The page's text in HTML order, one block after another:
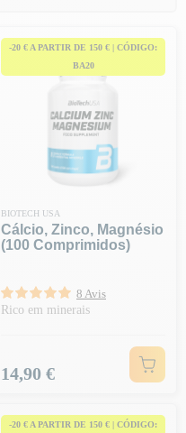
-20 € A PARTIR DE 150 € | CÓDIGO:
BA20
BIOTECH USA
Cálcio, Zinco, Magnésio
(100 Comprimidos)
8 Avis
Rico em minerais
Preço
14,90 €
-20 € A PARTIR DE 150 € | CÓDIGO: